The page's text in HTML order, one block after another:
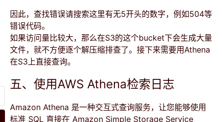
因此，查找错误请搜索这里有无5开头的数字，例如504等
错误代码。
如果访问量比较大，那么在S3的这个bucket下会生成大量
文件，就不方便逐个解压缩排查了。接下来需要用Athena
在S3上直接查询。
五、使用AWS Athena检索日志
Amazon Athena 是一种交互式查询服务，让您能够使用
标准 SQL 直接在 Amazon Simple Storage Service